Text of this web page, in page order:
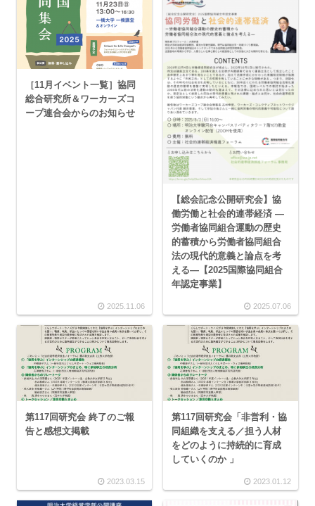
［11月イベント一覧］協同
総合研究所＆ワーカーズコ
ープ連合会からのお知らせ
2025.11.06
【総会記念公開研究会】協
働労働と社会的連帯経済 —
労働者協同組合運動の歴史
的蓄積から労働者協同組合
法の現代的意義と論点を考
える—【2025国際協同組合
年認定事業】
2025.07.06
第117回研究会 終了のご報
告と感想文掲載
2023.03.15
第117回研究会「非営利・協
同組織を支える／担う人材
をどのように持続的に育成
していくのか 」
2023.01.12